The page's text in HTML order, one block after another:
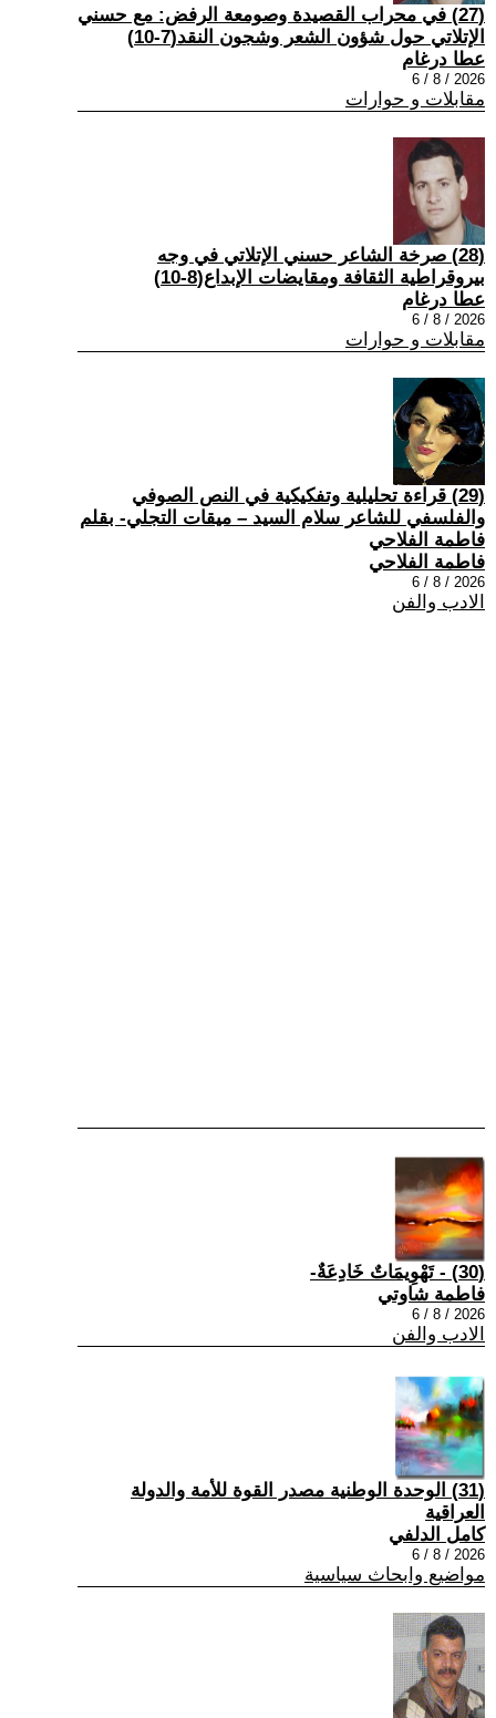
(27) في محراب القصيدة وصومعة الرفض: مع حسني
الإتلاتي حول شؤون الشعر وشجون النقد(7-10)
عطا درغام
2026 / 8 / 6
مقابلات و حوارات
(28) صرخة الشاعر حسني الإتلاتي في وجه
بيروقراطية الثقافة ومقايضات الإبداع(8-10)
عطا درغام
2026 / 8 / 6
مقابلات و حوارات
(29) قراءة تحليلية وتفكيكية في النص الصوفي
والفلسفي للشاعر سلام السيد – ميقات التجلي- بقلم
فاطمة الفلاحي
فاطمة الفلاحي
2026 / 8 / 6
الادب والفن
(30) - تَهْوِيمَاتٌ خَادِعَةٌ-
فاطمة شاوتي
2026 / 8 / 6
الادب والفن
(31) الوحدة الوطنية مصدر القوة للأمة والدولة
العراقية
كامل الدلفي
2026 / 8 / 6
مواضيع وابحاث سياسية